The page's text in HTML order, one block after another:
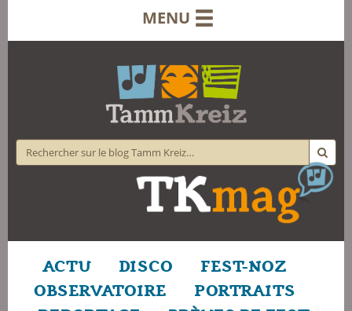
MENU
ACTU DISCO
FEST-NOZ
OBSERVATOIRE
PORTRAITS